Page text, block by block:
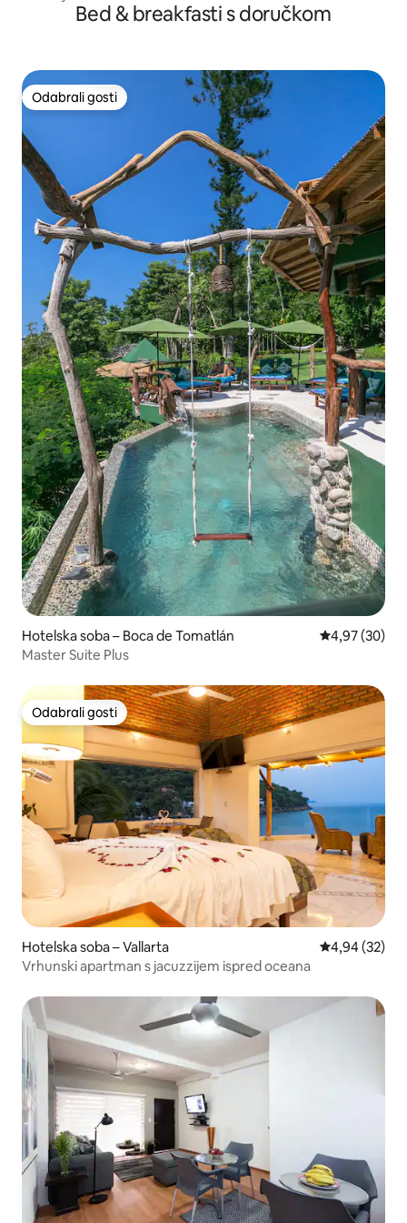
Bed & breakfasti s doručkom
Odabrali gosti
Odabrali gosti
Hotelska soba – Boca de Tomatlán Prosječna
4,97 (30)
Master Suite Plus
Odabrali gosti
Odabrali gosti
Hotelska soba – Vallarta Prosječna
4,94 (32)
Vrhunski apartman s jacuzzijem ispred oceana